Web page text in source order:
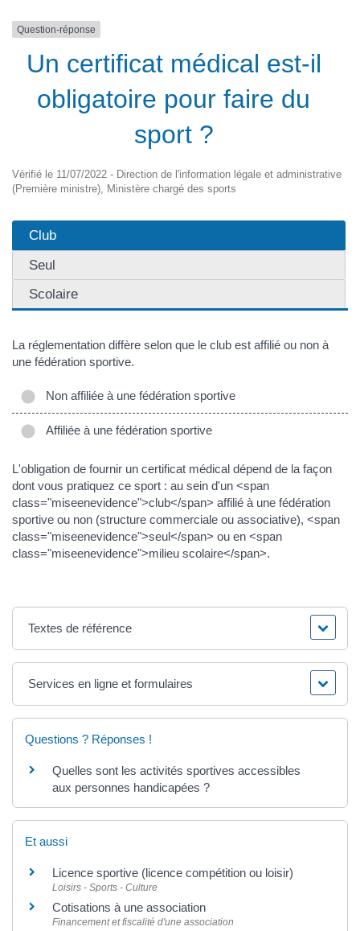
Question-réponse
Un certificat médical est-il
obligatoire pour faire du
sport ?
Vérifié le 11/07/2022 - Direction de l'information légale et administrative
(Première ministre), Ministère chargé des sports
Club
Seul
Scolaire
La réglementation diffère selon que le club est affilié ou non à
une fédération sportive.
Non affiliée à une fédération sportive
Affiliée à une fédération sportive
L'obligation de fournir un certificat médical dépend de la façon
dont vous pratiquez ce sport : au sein d'un <span
class="miseenevidence">club</span> affilié à une fédération
sportive ou non (structure commerciale ou associative), <span
class="miseenevidence">seul</span> ou en <span
class="miseenevidence">milieu scolaire</span>.
Textes de référence
Services en ligne et formulaires
Questions ? Réponses !
Quelles sont les activités sportives accessibles
aux personnes handicapées ?
Et aussi
Licence sportive (licence compétition ou loisir)
Loisirs - Sports - Culture
Cotisations à une association
Financement et fiscalité d'une association